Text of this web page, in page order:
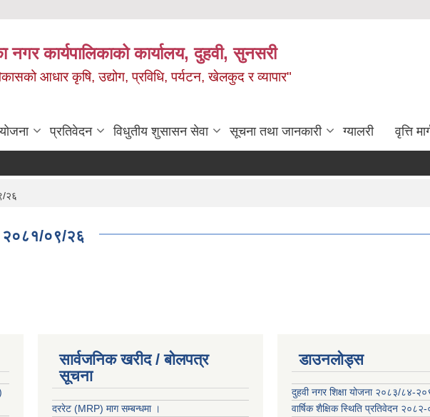
नगर कार्यपालिकाको कार्यालय, दुहवी, सुनसरी
आधार कृषि, उद्योग, प्रविधि, पर्यटन, खेलकुद र व्यापार"
प्रतिवेदन विधुतीय शुसासन सेवा सूचना तथा जानकारी ग्यालरी वृत्ति
२६
२०८१/०९/२६
सार्वजनिक खरीद / बोलपत्र
सूचना
दररेट (MRP) माग सम्बन्धमा ।
डाउनलोड्स
दुहवी नगर शिक्षा योजना २०८३/८४-
वार्षिक शैक्षिक स्थिति प्रतिवेदन